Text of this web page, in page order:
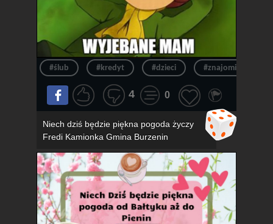
#ślub #kredyt #dzieci #znajomi
4 0
Niech dziś będzie piękna pogoda życzy
Fredi Kamionka Gmina Burzenin